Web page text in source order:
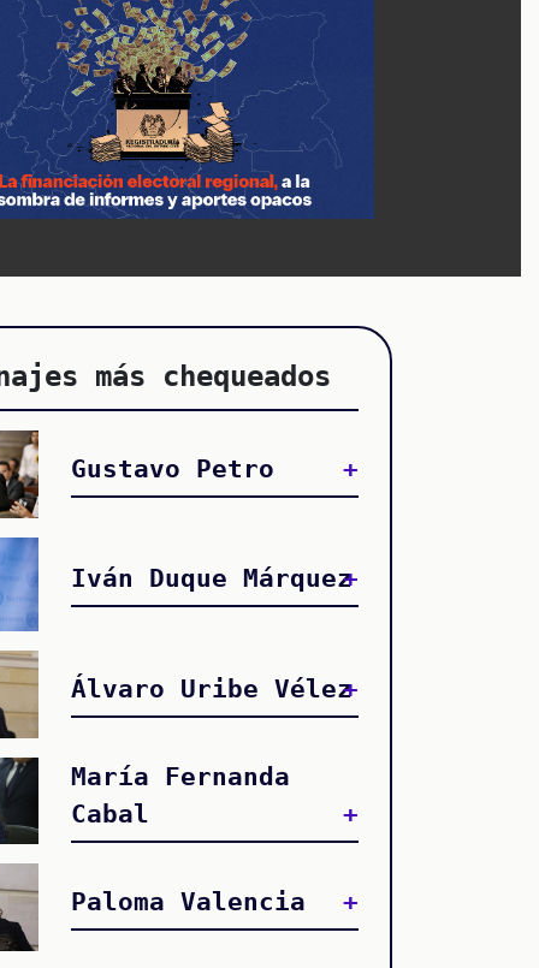
más chequeados
Gustavo Petro
Iván Duque Márquez
Álvaro Uribe Vélez
María Fernanda
Cabal
Paloma Valencia